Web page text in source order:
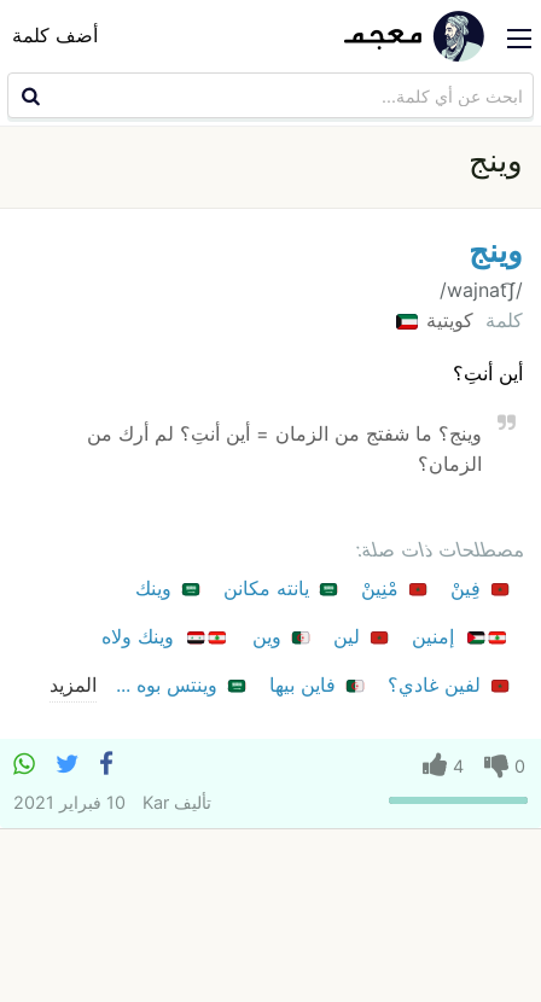
أضف كلمة
وينج
وينج
/wajnat͡ʃ/
كلمة كويتية
أين أنتِ؟
وينج؟ ما شفتج من الزمان = أين أنتِ؟ لم أرك من
الزمان؟
مصطلحات ذات صلة:
فِينْ
مْنِينْ يانته مكانن
وينك
إمنين
لين وين
وينك ولاه
لفين غادي؟
فاين بيها وينتس بوه ... المزيد
0
4
تأليفKar 10 فبراير 2021